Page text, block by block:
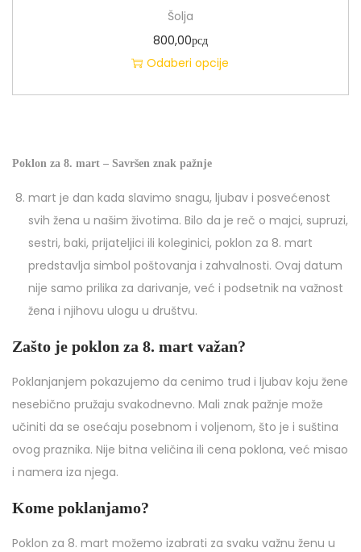
Šolja
800,00рсд
Odaberi opcije
Poklon za 8. mart – Savršen znak pažnje
mart je dan kada slavimo snagu, ljubav i posvećenost
svih žena u našim životima. Bilo da je reč o majci, supruzi,
sestri, baki, prijateljici ili koleginici, poklon za 8. mart
predstavlja simbol poštovanja i zahvalnosti. Ovaj datum
nije samo prilika za darivanje, već i podsetnik na važnost
žena i njihovu ulogu u društvu.
Zašto je poklon za 8. mart važan?
Poklanjanjem pokazujemo da cenimo trud i ljubav koju žene
nesebično pružaju svakodnevno. Mali znak pažnje može
učiniti da se osećaju posebnom i voljenom, što je i suština
ovog praznika. Nije bitna veličina ili cena poklona, već misao
i namera iza njega.
Kome poklanjamo?
Poklon za 8. mart možemo izabrati za svaku važnu ženu u